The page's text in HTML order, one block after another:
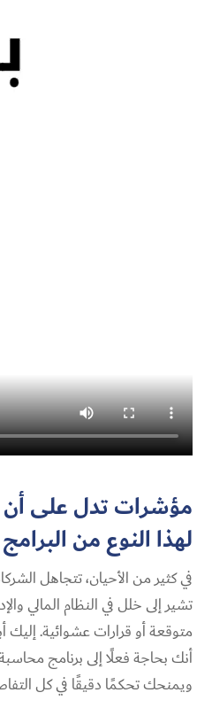
مؤشرات تدل على
لهذا النوع من البرامج
في كثير من الأحيان، تتجاهل
تشير إلى خلل في النظام المالي
متوقعة أو قرارات عشوائية.
أنك بحاجة فعلًا إلى برنامج
ويمنحك تحكمًا دقيقًا في كل